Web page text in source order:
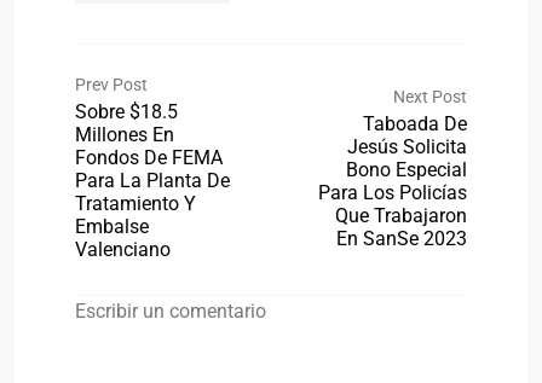
Prev Post
Sobre $18.5
Millones En
Fondos De FEMA
Para La Planta De
Tratamiento Y
Embalse
Valenciano
Next Post
Taboada De
Jesús Solicita
Bono Especial
Para Los Policías
Que Trabajaron
En SanSe 2023
Escribir un comentario